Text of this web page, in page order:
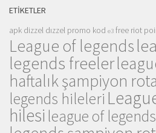
ETIKETLER
apk dizzel dızzel promo kod e3 free riot
League of legends
legends freeler
haftalık şampiyon
legends hileleri
hilesi league of